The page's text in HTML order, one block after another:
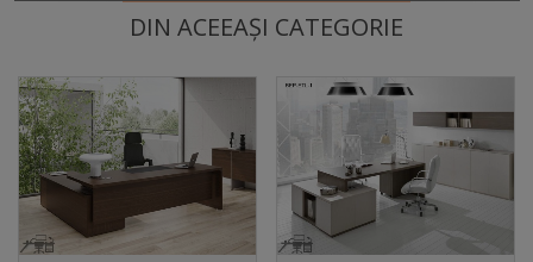
DIN ACEEAȘI CATEGORIE